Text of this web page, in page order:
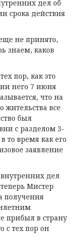
дел об
срока действия
не принято,
знаем, каков
пор, как это
него 7 июня
что на
жительства все
был
с разделом 3-
то время как его
заявление
дел
Мистер
получения
прибыл в страну
с тех пор он